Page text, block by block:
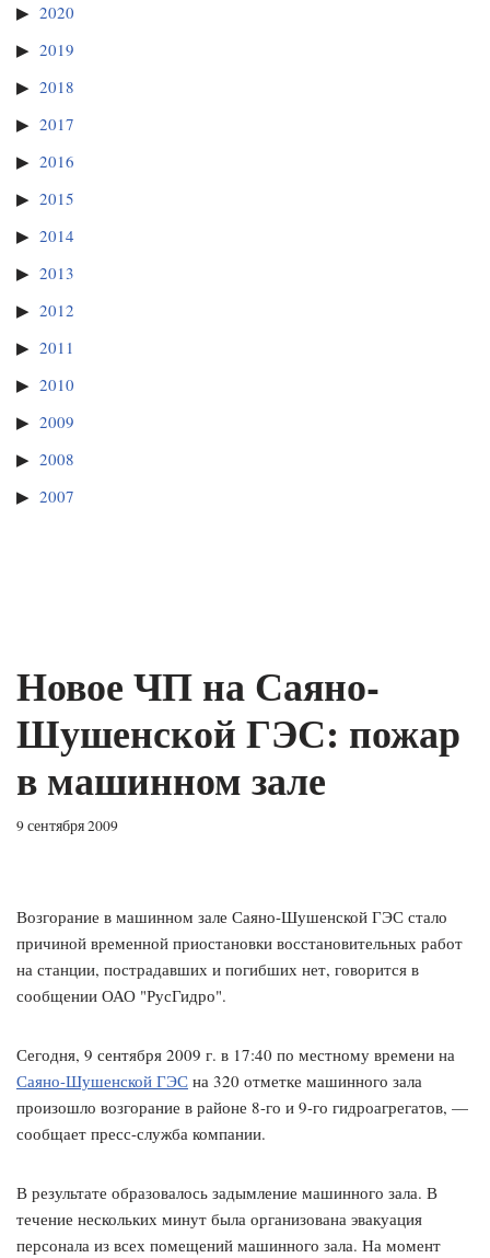
2020
2019
2018
2017
2016
2015
2014
2013
2012
2011
2010
2009
2008
2007
Новое ЧП на Саяно-
Шушенской ГЭС: пожар
в машинном зале
9 сентября 2009
Возгорание в машинном зале Саяно-Шушенской ГЭС стало
причиной временной приостановки восстановительных работ
на станции, пострадавших и погибших нет, говорится в
сообщении ОАО "РусГидро".
Сегодня, 9 сентября 2009 г. в 17:40 по местному времени на
Саяно-Шушенской ГЭС на 320 отметке машинного зала
произошло возгорание в районе 8-го и 9-го гидроагрегатов, —
сообщает пресс-служба компании.
В результате образовалось задымление машинного зала. В
течение нескольких минут была организована эвакуация
персонала из всех помещений машинного зала. На момент